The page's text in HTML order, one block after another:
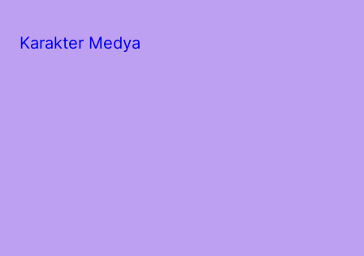
Karakter Medya